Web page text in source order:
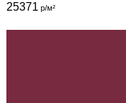
25371 р/м²